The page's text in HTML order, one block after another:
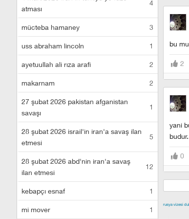
atması
4
mücteba hamaney 3
uss abraham lincoln 1
ayetuullah ali rıza arafi 2
makarnam 2
27 şubat 2026 pakistan afganistan
savaşı
1
28 şubat 2026 israil'in iran'a savaş ilan
etmesi
5
28 şubat 2026 abd'nin iran'a savaş
ilan etmesi
12
kebapçı esnaf 1
mi mover 1
bu
2
yani
0
rusya vizesi